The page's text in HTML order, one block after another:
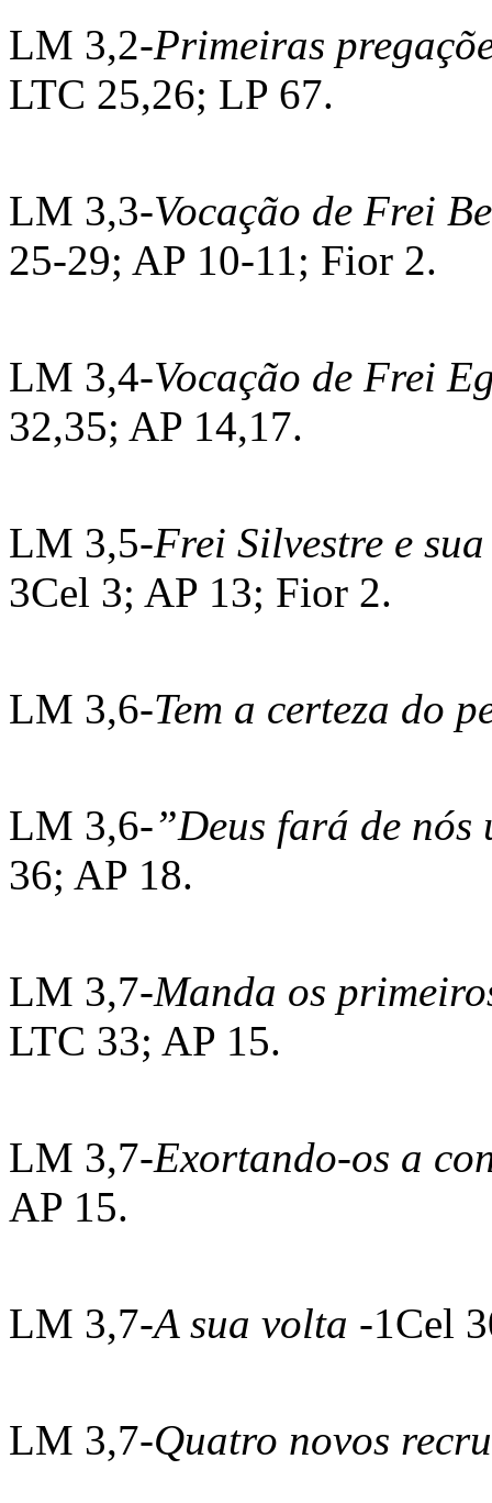
LM 3,2-Primeiras
LTC 25,26; LP 67.
LM 3,3-Vocação de Frei
25-29; AP 10-11; Fior 2.
LM 3,4-Vocação de Frei
32,35; AP 14,17.
LM 3,5-Frei Silvestre e
3Cel 3; AP 13; Fior 2.
LM 3,6-Tem a certeza do
LM 3,6-”Deus fará de
36; AP 18.
LM 3,7-Manda os
LTC 33; AP 15.
LM 3,7-Exortando-os a
AP 15.
LM 3,7-A sua volta -1Cel
LM 3,7-Quatro novos